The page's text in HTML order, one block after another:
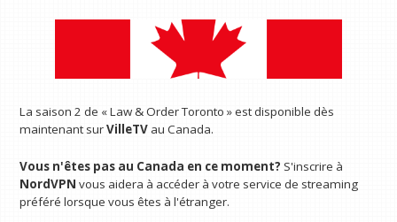
La saison 2 de « Law & Order Toronto » est disponible dès
maintenant surVilleTV au Canada.
Vous n'êtes pas au Canada en ce moment? S'inscrire à
NordVPN vous aidera à accéder à votre service de streaming
préféré lorsque vous êtes à l'étranger.